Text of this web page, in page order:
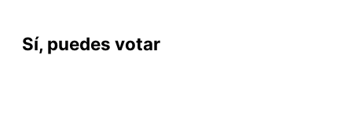
Sí, puedes votar